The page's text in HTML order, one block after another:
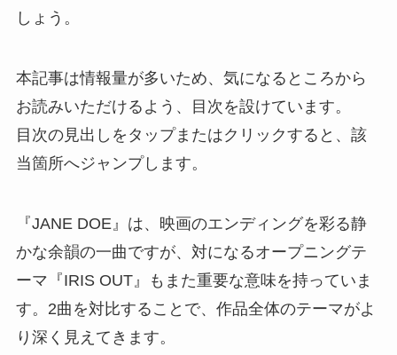
しょう。
本記事は情報量が多いため、気になるところから
お読みいただけるよう、目次を設けています。
目次の見出しをタップまたはクリックすると、該
当箇所へジャンプします。
『JANE DOE』は、映画のエンディングを彩る静
かな余韻の一曲ですが、対になるオープニングテ
ーマ『IRIS OUT』もまた重要な意味を持っていま
す。2曲を対比することで、作品全体のテーマがよ
り深く見えてきます。